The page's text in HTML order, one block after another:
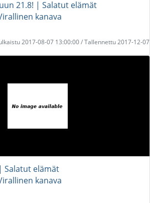
21.8! | Salatut elämät
kanava
2017-08-07 13:00:00 / Tallennettu 2017-12-07
Salatut elämät
kanava